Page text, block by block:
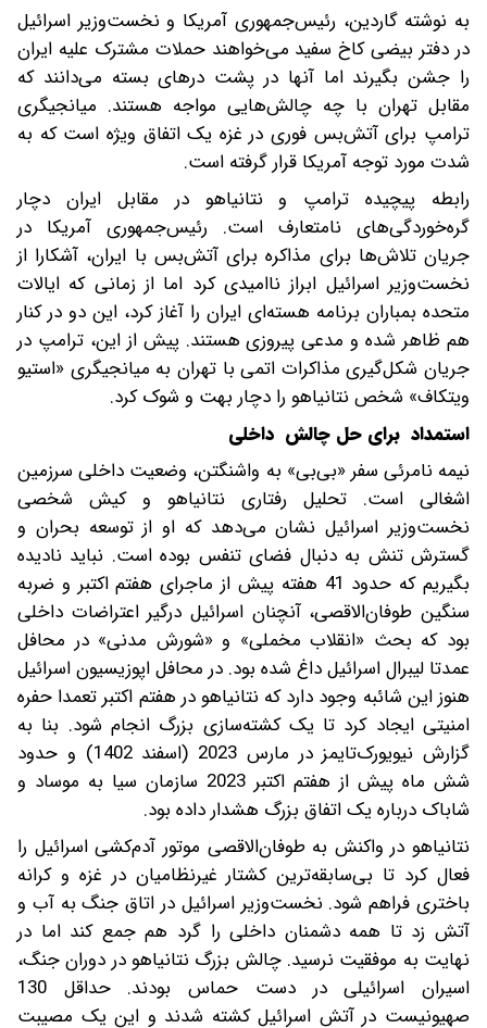
به نوشته گاردین، رئیس‌جمهوری آمریکا و نخست‌وزیر اسرائیل
در دفتر بیضی کاخ‌ سفید می‌خواهند حملات مشترک علیه ایران
را جشن بگیرند اما آنها در پشت درهای بسته می‌دانند که
مقابل تهران با چه چالش‌هایی مواجه هستند. میانجیگری
ترامپ برای آتش‌بس فوری در غزه یک اتفاق ویژه است که به
شدت مورد توجه آمریکا قرار گرفته‌ است.
رابطه پیچیده ترامپ و نتانیاهو در مقابل ایران دچار
گره‌خوردگی‌های نامتعارف است. رئیس‌جمهوری آمریکا در
جریان تلاش‌ها برای مذاکره برای آتش‌بس با ایران، آشکارا از
نخست‌وزیر اسرائیل ابراز ناامیدی کرد اما از زمانی که ایالات
متحده بمباران برنامه هسته‌ای ایران را آغاز کرد، این دو در کنار
هم ظاهر شده و مدعی پیروزی هستند. پیش از این، ترامپ در
جریان شکل‌گیری مذاکرات اتمی با تهران به میانجیگری «استیو
ویتکاف» شخص نتانیاهو را دچار بهت و شوک کرد.
استمداد برای حل چالش داخلی
نیمه نامرئی سفر «بی‌بی» به واشنگتن، وضعیت داخلی سرزمین
اشغالی است. تحلیل رفتاری نتانیاهو و کیش شخصی
نخست‌وزیر اسرائیل نشان می‌دهد که او از توسعه بحران و
گسترش تنش به دنبال فضای تنفس بوده است. نباید نادیده
بگیریم که حدود 41 هفته پیش از ماجرای هفتم اکتبر و ضربه
سنگین طوفان‌الاقصی، آنچنان اسرائیل درگیر اعتراضات داخلی
بود که بحث «انقلاب مخملی» و «شورش مدنی» در محافل
عمدتا لیبرال اسرائیل داغ شده‌ بود. در محافل اپوزیسیون اسرائیل
هنوز این شائبه وجود دارد که نتانیاهو در هفتم اکتبر تعمدا حفره
امنیتی ایجاد کرد تا یک کشته‌سازی بزرگ انجام شود. بنا به
گزارش نیویورک‌تایمز در مارس 2023 (اسفند 1402) و حدود
شش ماه پیش از هفتم اکتبر 2023 سازمان سیا به موساد و
شاباک درباره یک اتفاق بزرگ هشدار داده بود.
نتانیاهو در واکنش به طوفان‌الاقصی موتور آدم‌کشی اسرائیل را
فعال کرد تا بی‌سابقه‌ترین کشتار غیرنظامیان در غزه و کرانه
باختری فراهم شود. نخست‌وزیر اسرائیل در اتاق جنگ به آب و
آتش زد تا همه دشمنان داخلی را گرد هم جمع کند اما در
نهایت به موفقیت نرسید. چالش بزرگ نتانیاهو در دوران جنگ،
اسیران اسرائیلی در دست حماس بودند. حداقل 130
صهیونیست در آتش اسرائیل کشته شدند و این یک مصیبت